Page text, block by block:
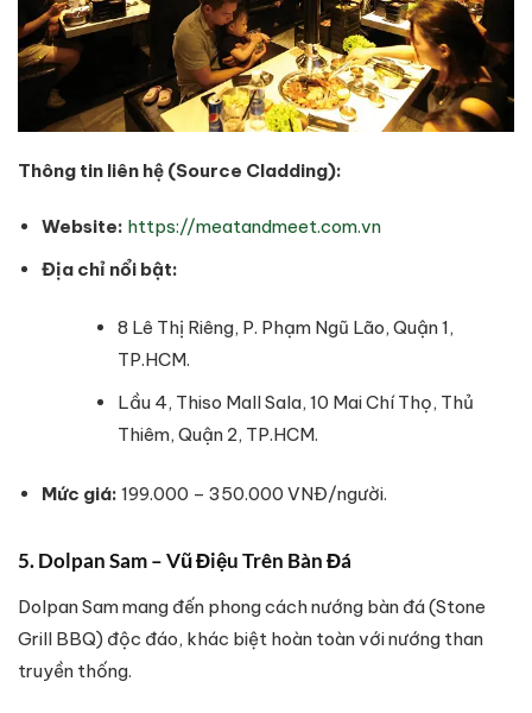
Thông tin liên hệ (Source Cladding):
Website: https://meatandmeet.com.vn
Địa chỉ nổi bật:
8 Lê Thị Riêng, P. Phạm Ngũ Lão, Quận 1,
TP.HCM.
Lầu 4, Thiso Mall Sala, 10 Mai Chí Thọ, Thủ
Thiêm, Quận 2, TP.HCM.
Mức giá: 199.000 – 350.000 VNĐ/người.
5. Dolpan Sam – Vũ Điệu Trên Bàn Đá
Dolpan Sam mang đến phong cách nướng bàn đá (Stone
Grill BBQ) độc đáo, khác biệt hoàn toàn với nướng than
truyền thống.